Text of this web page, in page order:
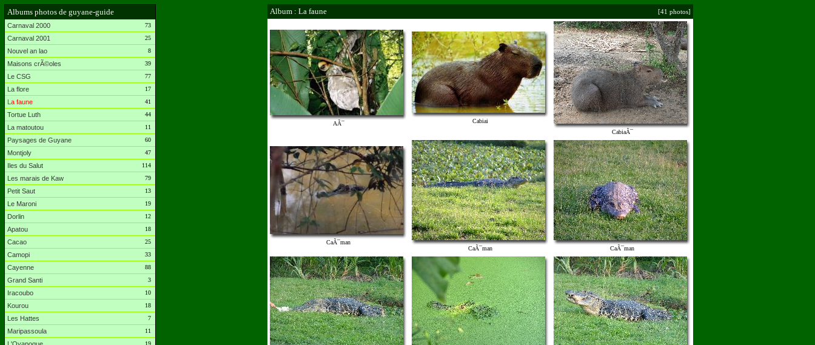
Albums photos de guyane-guide
Carnaval 2000 73
Carnaval 2001 25
Nouvel an lao 8
Maisons crÃ©oles 39
Le CSG 77
La flore 17
La faune 41
Tortue Luth 44
La matoutou 11
Paysages de Guyane 60
Montjoly 47
Iles du Salut 114
Les marais de Kaw 79
Petit Saut 13
Le Maroni 19
Dorlin 12
Apatou 18
Cacao 25
Camopi 33
Cayenne 88
Grand Santi 3
Iracoubo 10
Kourou 18
Les Hattes 7
Maripassoula 11
19
Album : La faune [41 photos]
AÃ¯
Cabiai
CabiaÃ¯
CaÃ¯man
CaÃ¯man
CaÃ¯man